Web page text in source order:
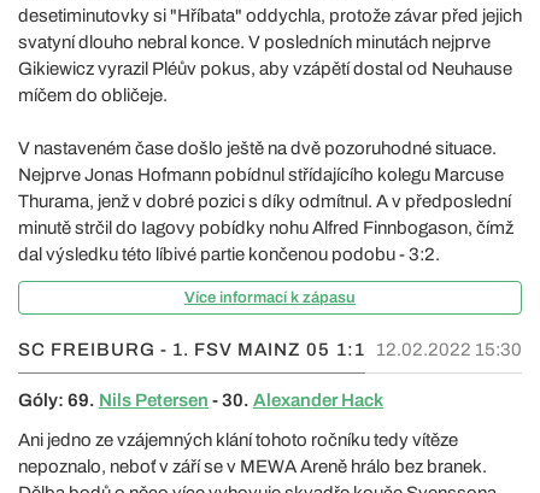
desetiminutovky si "Hříbata" oddychla, protože závar před jejich
svatyní dlouho nebral konce. V posledních minutách nejprve
Gikiewicz vyrazil Pléův pokus, aby vzápětí dostal od Neuhause
míčem do obličeje.
V nastaveném čase došlo ještě na dvě pozoruhodné situace.
Nejprve Jonas Hofmann pobídnul střídajícího kolegu Marcuse
Thurama, jenž v dobré pozici s díky odmítnul. A v předposlední
minutě strčil do Iagovy pobídky nohu Alfred Finnbogason, čímž
dal výsledku této líbivé partie končenou podobu - 3:2.
Více informací k zápasu
SC FREIBURG - 1. FSV MAINZ 05 1:1 12.02.2022 15:30
Góly: 69. Nils Petersen - 30. Alexander Hack
Ani jedno ze vzájemných klání tohoto ročníku tedy vítěze
nepoznalo, neboť v září se v MEWA Areně hrálo bez branek.